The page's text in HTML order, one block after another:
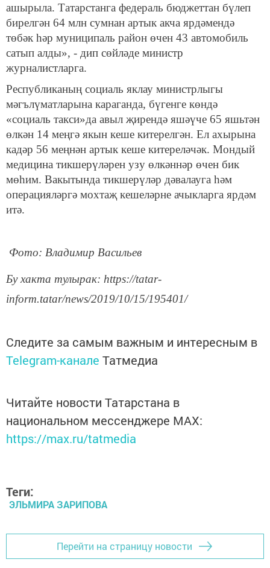
ашырыла. Татарстанга федераль бюджеттан бүлеп
бирелгән 64 млн сумнан артык акча ярдәмендә
төбәк һәр муниципаль район өчен 43 автомобиль
сатып алды», - дип сөйләде министр
журналистларга.
Республиканың социаль яклау министрлыгы
мәгълүматларына караганда, бүгенге көндә
«социаль такси»да авыл җирендә яшәүче 65 яшьтән
өлкән 14 меңгә якын кеше китерелгән. Ел ахырына
кадәр 56 меңнән артык кеше китереләчәк. Мондый
медицина тикшерүләрен узу өлкәннәр өчен бик
мөһим. Вакытында тикшерүләр дәвалауга һәм
операцияләргә мохтаҗ кешеләрне ачыкларга ярдәм
итә.
Фото: Владимир Васильев
Бу хакта тулырак: https://tatar-
inform.tatar/news/2019/10/15/195401/
Следите за самым важным и интересным в
Telegram-канале Татмедиа
Читайте новости Татарстана в
национальном мессенджере MАХ:
https://max.ru/tatmedia
Теги:
ЭЛЬМИРА ЗАРИПОВА
Перейти на страницу новости